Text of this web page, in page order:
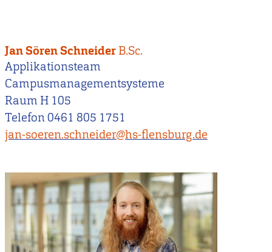
Jan Sören Schneider B.Sc.
Applikationsteam
Campusmanagementsysteme
Raum H 105
Telefon 0461 805 1751
jan-soeren.schneider@hs-flensburg.de